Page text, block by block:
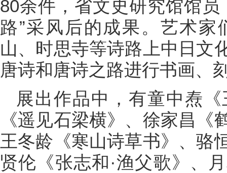
80余件，省文史研究馆馆
路”采风后的成果。艺术
山、时思寺等诗路上中日文
唐诗和唐诗之路进行书画、
展出作品中，有童中焘
《遥见石梁横》、徐家昌
王冬龄《寒山诗草书》、骆
贤伦《张志和·渔父歌》、